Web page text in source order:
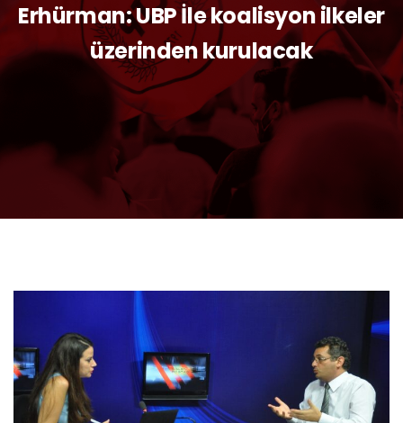
Erhürman: UBP İle koalisyon ilkeler
üzerinden kurulacak